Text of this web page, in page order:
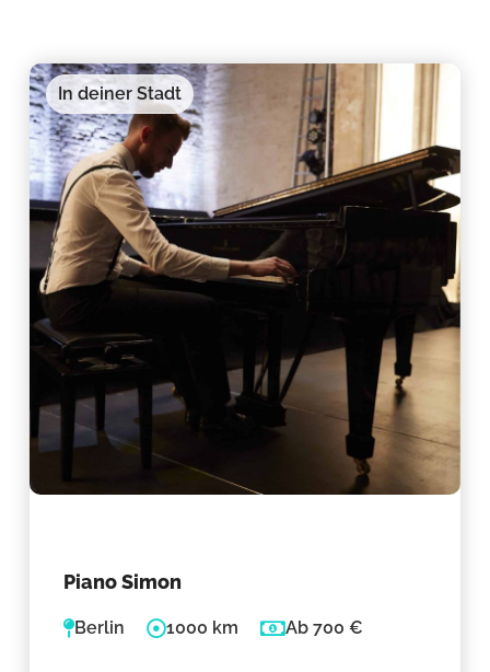
In deiner Stadt
Piano Simon
Berlin 1000 km Ab 700 €